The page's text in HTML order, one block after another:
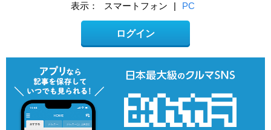
表示： スマートフォン | PC
ログイン